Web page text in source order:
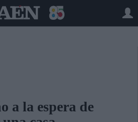
a la espera de